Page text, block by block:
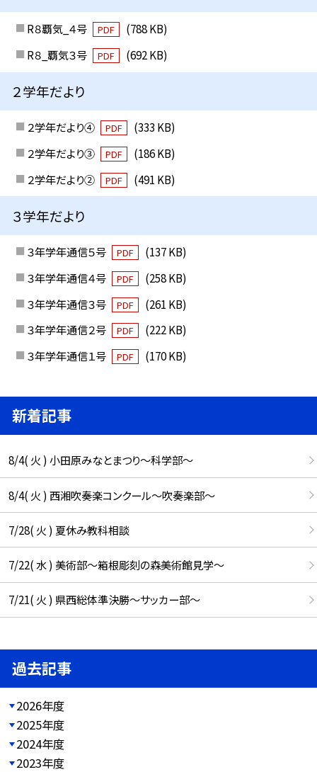
R８覇気_４号 PDF
(788 KB)
R８_覇気３号
PDF (692 KB)
２学年だより
２学年だより④ PDF
(333 KB)
２学年だより③
PDF
(186 KB)
２学年だより②
PDF (491 KB)
３学年だより
３年学年通信５号 PDF
(137 KB)
３年学年通信４号
PDF
(258 KB)
３年学年通信３号
PDF
(261 KB)
３年学年通信２号
PDF
(222 KB)
３年学年通信１号
PDF (170 KB)
新着記事
8/4( 火 ) 小田原みなとまつり～科学部～
8/4( 火 ) 西湘吹奏楽コンクール～吹奏楽部～
7/28( 火 ) 夏休み教科相談
7/22( 水 ) 美術部～箱根彫刻の森美術館見学～
7/21( 火 ) 県西総体準決勝～サッカー部～
過去記事
2026年度
2025年度
2024年度
2023年度